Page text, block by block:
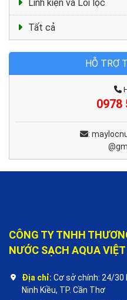
Linh kiện và Lõi lọc
Tất cả
HỖ TRỢ
0978
:
CÔNG TY TNHH
NƯỚC SẠCH AQUA
Địa chỉ: Cơ sở chính: 24/30
Ninh Kiều, TP. Cần Thơ